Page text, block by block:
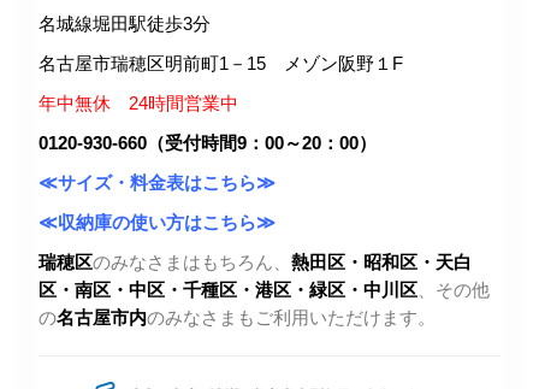
名城線堀田駅徒歩3分
名古屋市瑞穂区明前町1－15 メゾン阪野１F
年中無休 24時間営業中
0120-930-660（受付時間9：00～20：00）
≪サイズ・料金表はこちら≫
≪収納庫の使い方はこちら≫
瑞穂区のみなさまはもちろん、 熱田区・昭和区・天白
区・ 南区・中区・千種区・港区・緑区・中川区 、その他
の名古屋市内のみなさまもご利用いただけます。